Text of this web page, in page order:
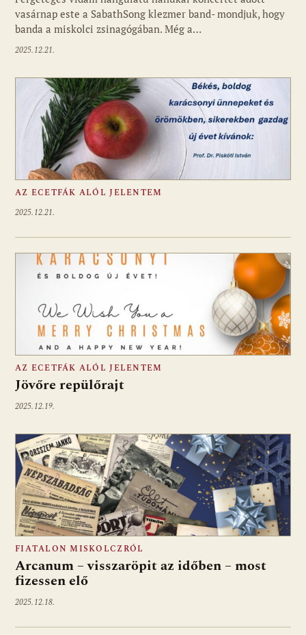
vasárnap este a SabathSong klezmer band- mondjuk, hogy
banda a miskolci zsinagógában. Még a…
2025.12.21.
AZ ECETFÁK ALÓL JELENTEM
2025.12.21.
AZ ECETFÁK ALÓL JELENTEM
Jövőre repülőrajt
2025.12.19.
FIATALON MISKOLCZRÓL
Arcanum – visszaröpit az időben – most
fizessen elő
2025.12.18.